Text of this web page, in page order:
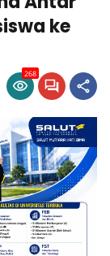
ke
268